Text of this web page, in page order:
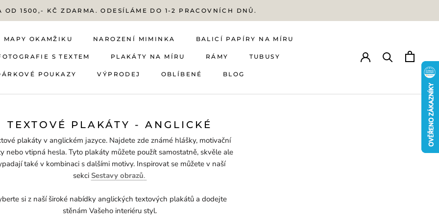
OD 1500,- KČ ZDARMA. ODESÍLÁME DO 1-2 PRACOVNÍCH DNŮ.
MAPY OKAMŽIKU
MAPY OKAMŽIKU
NAROZENÍ MIMINKA
NAROZENÍ MIMINKA
BALICÍ PAPÍRY NA MÍRU
BALICÍ PAPÍRY NA MÍRU
S TEXTEM
S TEXTEM
PLAKÁTY NA MÍRU
PLAKÁTY NA MÍRU
RÁMY
RÁMY
TUBUSY
POUKAZY
POUKAZY VÝPRODEJ
VÝPRODEJ OBLÍBENÉ
OBLÍBENÉ BLOG
BLOG
TEXTOVÉ PLAKÁTY - ANGLICKÉ
plakáty v anglickém jazyce. Najdete zde známé hlášky, motivační
nebo vtipná hesla. Tyto plakáty můžete použít samostatně, skvěle ale
také v kombinaci s dalšími motivy. Inspirovat se můžete v naší
sekci Sestavy obrazů.
si z naší široké nabídky anglických textových plakátů a dodejte
stěnám Vašeho interiéru styl.